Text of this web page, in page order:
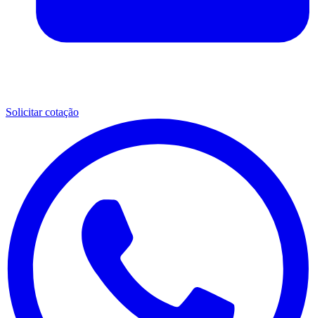
Solicitar cotação